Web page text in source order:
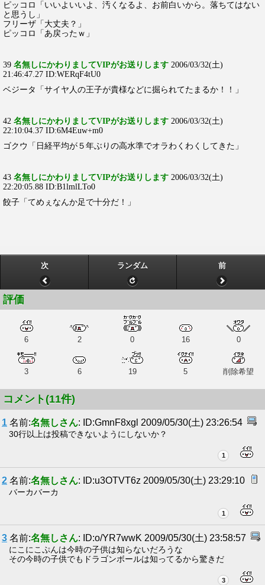
ピッコロ「いいよいいよ、汚くなるよ、お前白いから。落ちてはない
と思うし」
フリーザ「大丈夫？」
ピッコロ「あ戻ったｗ」
39 名無しにかわりましてVIPがお送りします 2006/03/32(土)
21:46:47.27 ID:WERqF4tU0
ベジータ「サイヤ人の王子が貴様などに掘られてたまるか！！」
42 名無しにかわりましてVIPがお送りします 2006/03/32(土)
22:10:04.37 ID:6M4Euw+m0
ゴクウ「日経平均が５年ぶりの高水準でオラわくわくしてきた」
43 名無しにかわりましてVIPがお送りします 2006/03/32(土)
22:20:05.88 ID:B1lmlLTo0
餃子「てめぇなんか足で十分だ！」
次 ランダム 前
評価
6 2 0 16 0
3 6 19 5 削除希望
コメント(11件)
1 名前:名無しさん: ID:GmnF8xgl 2009/05/30(土) 23:26:54
30行以上は投稿できないようにしないか？
1
2 名前:名無しさん: ID:u3OTVT6z 2009/05/30(土) 23:29:10
バーカバーカ
1
3 名前:名無しさん: ID:o/YR7wwK 2009/05/30(土) 23:58:57
にこにこぷんは今時の子供は知らないだろうな
その今時の子供でもドラゴンボールは知ってるから驚きだ
3